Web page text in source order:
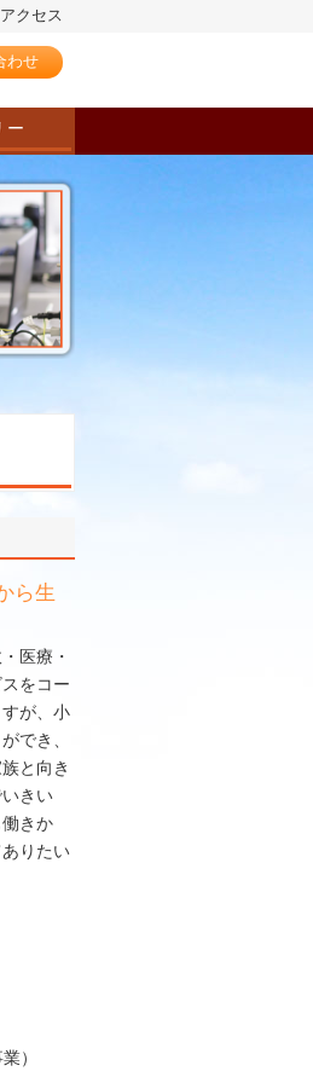
クセス
わせ
ー
ら生
医療・
をコー
が、小
でき、
と向き
きい
きか
りたい
）